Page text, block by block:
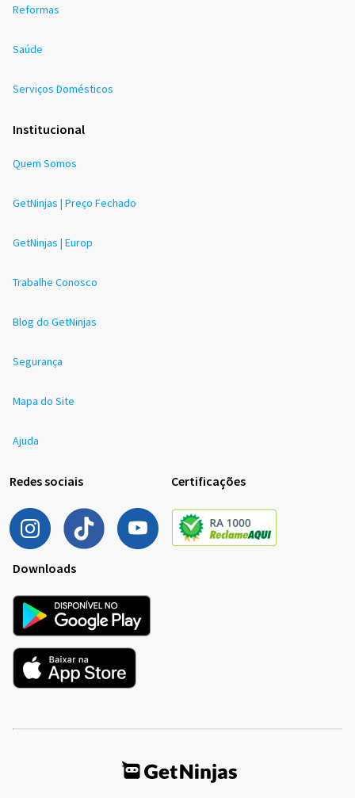
Reformas
Saúde
Serviços Domésticos
Institucional
Quem Somos
GetNinjas | Preço Fechado
GetNinjas | Europ
Trabalhe Conosco
Blog do GetNinjas
Segurança
Mapa do Site
Ajuda
Redes sociais Certificações
Downloads